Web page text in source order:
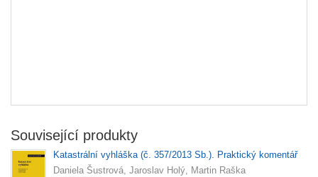
Související produkty
Katastrální vyhláška (č. 357/2013 Sb.). Praktický komentář
Daniela Šustrová, Jaroslav Holý, Martin Raška